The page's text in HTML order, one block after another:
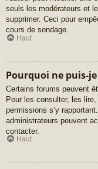
seuls les modérateurs et
supprimer. Ceci pour
cours de sondage.
Haut
Pourquoi ne puis-
Certains forums peuvent
Pour les consulter, les
permissions s’y
administrateurs peuvent
contacter.
Haut